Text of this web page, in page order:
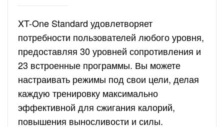
XT-One Standard удовлетворяет
потребности пользователей любого уровня,
предоставляя 30 уровней сопротивления и
23 встроенные программы. Вы можете
настраивать режимы под свои цели, делая
каждую тренировку максимально
эффективной для сжигания калорий,
повышения выносливости и силы.